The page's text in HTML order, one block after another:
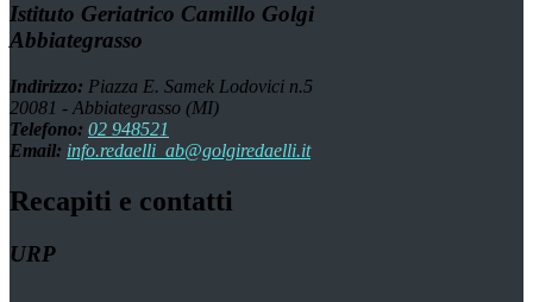
Istituto Geriatrico Camillo Golgi
Abbiategrasso
Indirizzo: Piazza E. Samek Lodovici n.5
20081 - Abbiategrasso (MI)
Telefono: 02 948521
Email: info.redaelli_ab@golgiredaelli.it
Recapiti e contatti
URP